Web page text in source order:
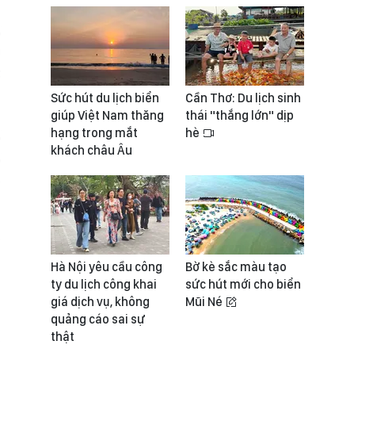
Sức hút du lịch biển
giúp Việt Nam thăng
hạng trong mắt
khách châu Âu
Cần Thơ: Du lịch sinh
thái "thắng lớn" dịp
hè
Hà Nội yêu cầu công
ty du lịch công khai
giá dịch vụ, không
quảng cáo sai sự
thật
Bờ kè sắc màu tạo
sức hút mới cho biển
Mũi Né